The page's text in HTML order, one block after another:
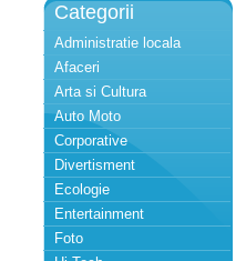
Categorii
Administratie locala
Afaceri
Arta si Cultura
Auto Moto
Corporative
Divertisment
Ecologie
Entertainment
Foto